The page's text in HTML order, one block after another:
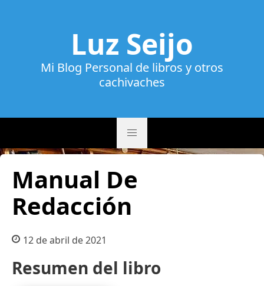
Luz Seijo
Mi Blog Personal de libros y otros
cachivaches
Manual De
Redacción
12 de abril de 2021
Resumen del libro